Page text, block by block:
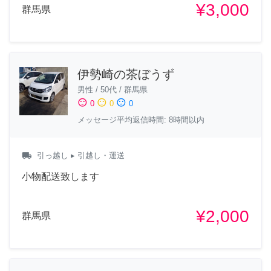
群馬県 ¥3,000
伊勢崎の茶ぼうず
男性 / 50代 / 群馬県
sentiment_satisfied 0 sentiment_neutral 0 sentiment_dissatisfied 0
メッセージ平均返信時間: 8時間以内
local_shipping 引っ越し ▸ 引越し・運送
小物配送致します
群馬県 ¥2,000